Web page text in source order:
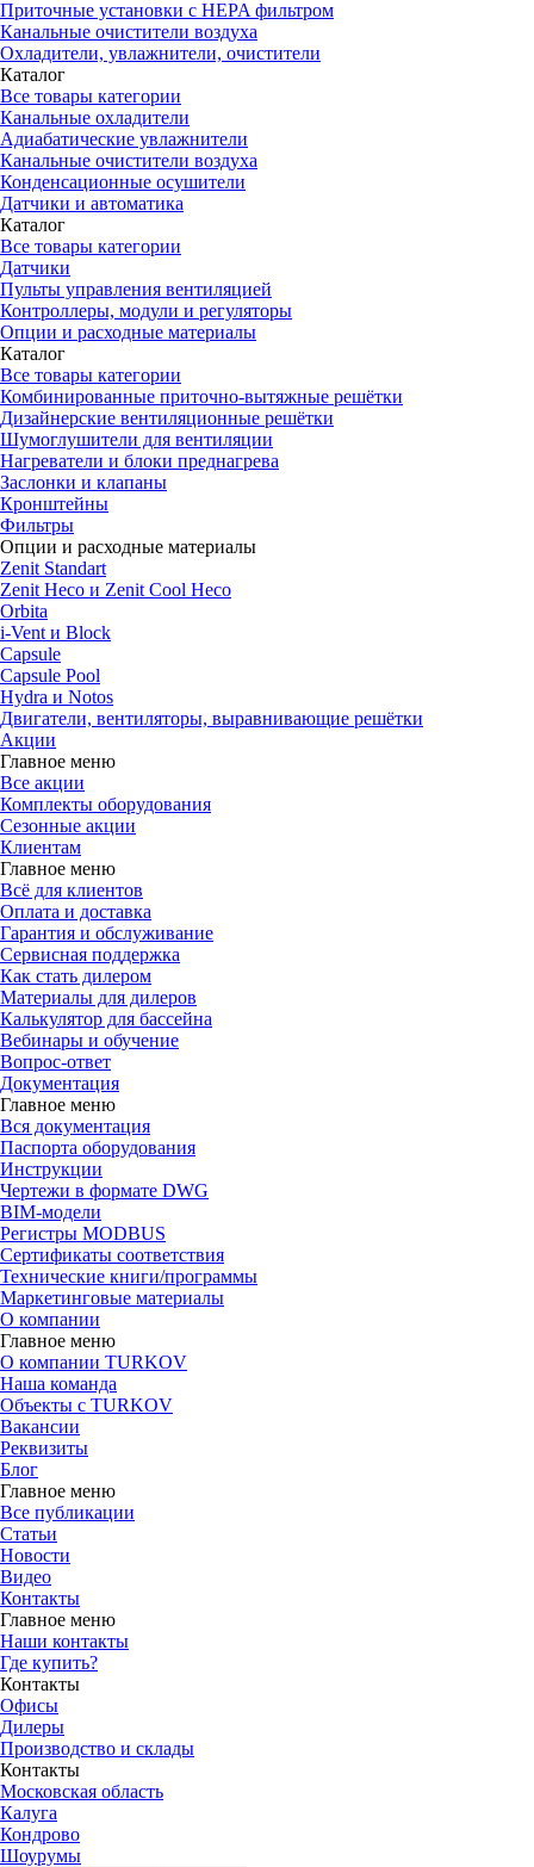
Приточные установки c HEPA фильтром
Канальные очистители воздуха
Охладители, увлажнители, очистители
Каталог
Все товары категории
Канальные охладители
Адиабатические увлажнители
Канальные очистители воздуха
Конденсационные осушители
Датчики и автоматика
Каталог
Все товары категории
Датчики
Пульты управления вентиляцией
Контроллеры, модули и регуляторы
Опции и расходные материалы
Каталог
Все товары категории
Комбинированные приточно-вытяжные решётки
Дизайнерские вентиляционные решётки
Шумоглушители для вентиляции
Нагреватели и блоки преднагрева
Заслонки и клапаны
Кронштейны
Фильтры
Опции и расходные материалы
Zenit Standart
Zenit Heco и Zenit Cool Heco
Orbita
i-Vent и Block
Capsule
Capsule Pool
Hydra и Notos
Двигатели, вентиляторы, выравнивающие решётки
Акции
Главное меню
Все акции
Комплекты оборудования
Сезонные акции
Клиентам
Главное меню
Всё для клиентов
Оплата и доставка
Гарантия и обслуживание
Сервисная поддержка
Как стать дилером
Материалы для дилеров
Калькулятор для бассейна
Вебинары и обучение
Вопрос-ответ
Документация
Главное меню
Вся документация
Паспорта оборудования
Инструкции
Чертежи в формате DWG
BIM-модели
Регистры MODBUS
Сертификаты соответствия
Технические книги/программы
Маркетинговые материалы
О компании
Главное меню
О компании TURKOV
Наша команда
Объекты с TURKOV
Вакансии
Реквизиты
Блог
Главное меню
Все публикации
Статьи
Новости
Видео
Контакты
Главное меню
Наши контакты
Где купить?
Контакты
Офисы
Дилеры
Производство и склады
Контакты
Московская область
Калуга
Кондрово
Шоурумы